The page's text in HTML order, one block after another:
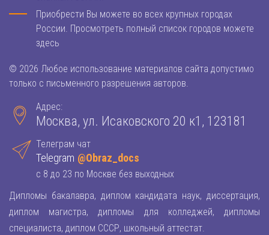
Приобрести Вы можете во всех крупных городах
России. Просмотреть полный список городов можете
здесь
© 2026 Любое использование материалов сайта допустимо
только с письменного разрешения авторов.
Адрес:
Москва, ул. Исаковского 20 к1, 123181
Телеграм чат
Telegram @Obraz_docs
с 8 до 23 по Москве без выходных
Дипломы бакалавра, диплом кандидата наук, диссертация,
диплом магистра, дипломы для колледжей, дипломы
специалиста, диплом СССР, школьный аттестат.